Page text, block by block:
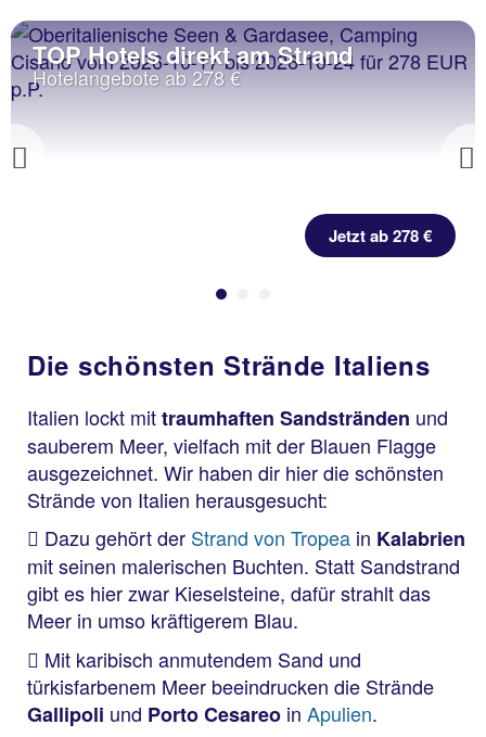
Previous
TOP Hotels direkt am Strand
Hotelangebote ab 278 €
Jetzt ab 278 €
Die schönsten Strände Italiens
Italien lockt mittraumhaften Sandstränden und
sauberem Meer, vielfach mit der Blauen Flagge
ausgezeichnet. Wir haben dir hier die schönsten
Strände von Italien herausgesucht:
Dazu gehört der Strand von Tropea in Kalabrien
mit seinen malerischen Buchten. Statt Sandstrand
gibt es hier zwar Kieselsteine, dafür strahlt das
Meer in umso kräftigerem Blau.
Mit karibisch anmutendem Sand und
türkisfarbenem Meer beeindrucken die Strände
Gallipoli und PortoCesareo in Apulien.